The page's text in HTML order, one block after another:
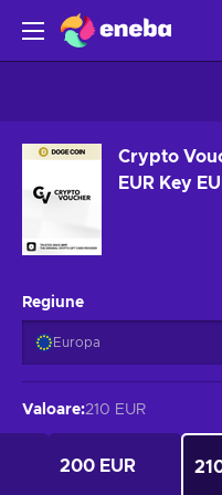
Crypto
EUR Key
Regiune
Europa
Valoare:210 EUR
200 EUR